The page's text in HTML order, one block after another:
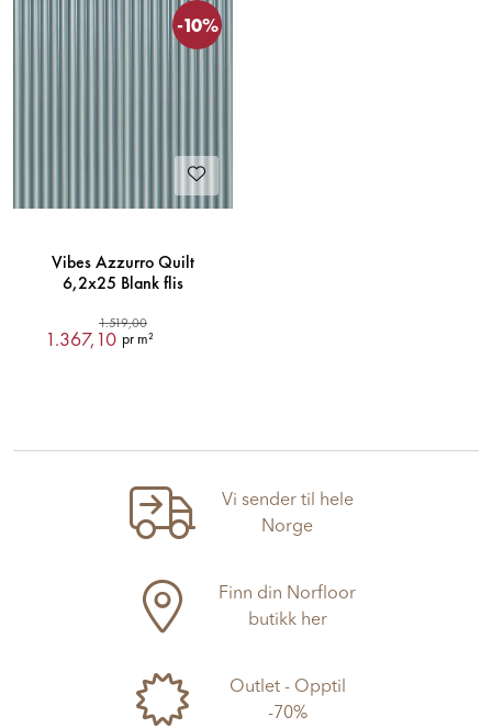
-10%
Vibes Azzurro Quilt
6,2x25 Blank flis
1.519,00
1.367,10 pr m²
Vi sender til hele
Norge
Finn din Norfloor
butikk her
Outlet - Opptil
-70%